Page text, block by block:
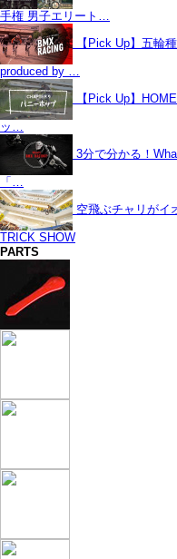
手権 男子エリート…
【Pick Up】五輪
produced by …
【Pick Up】
ッ…
3分で分かる！
「…
空飛ぶチャリがイ
TRICK SHOW
PARTS